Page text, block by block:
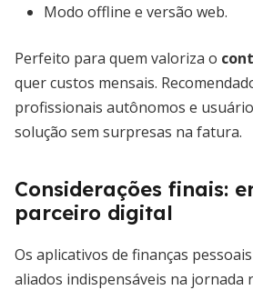
Modo offline e versão web.
Perfeito para quem valoriza o
quer custos mensais.
profissionais autônomos e
solução sem surpresas na fatura.
Considerações finais:
parceiro digital
Os aplicativos de finanças
aliados indispensáveis na jornada